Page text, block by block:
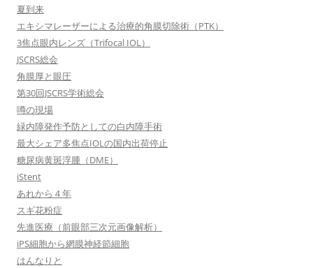
夏到来
エキシマレーザーによる治療的角膜切除術（PTK）
3焦点眼内レンズ（Trifocal IOL）
JSCRS総会
角膜厚と眼圧
第30回JSCRS学術総会
噂の現場
緑内障発作予防としての白内障手術
最大シェア多焦点IOLの国内出荷停止
糖尿病黄斑浮腫（DME）
iStent
あれから４年
スギ花粉症
先進医療（前眼部三次元画像解析）
iPS細胞から網膜神経節細胞
はんなりと